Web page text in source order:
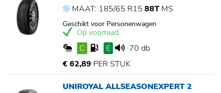
MAAT: 185/65 R15 88T MS
Geschikt voor Personenwagen
Op voorraad
C
E
70 db
€ 62,89 PER STUK
UNIROYAL ALLSEASONEXPERT 2